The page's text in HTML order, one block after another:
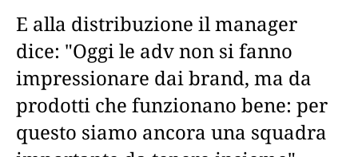
E alla distribuzione il manager
dice: "Oggi le adv non si fanno
impressionare dai brand, ma da
prodotti che funzionano bene: per
questo siamo ancora una squadra